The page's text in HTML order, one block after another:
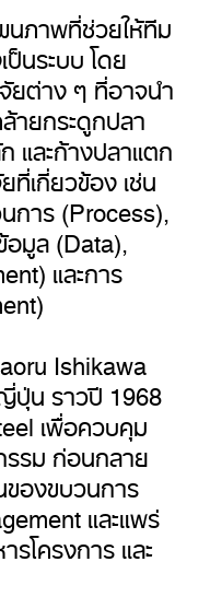
ภาพที่ช่วยให้ทีม
นระบบ โดย
ต่าง ๆ ที่อาจนำ
ายกระดูกปลา
และก้างปลาแตก
เกี่ยวข้อง เช่น
การ (Process),
อมูล (Data),
และการ
Ishikawa
ปุ่น ราวปี 1968
เพื่อควบคุม
รม ก่อนกลาย
องขบวนการ
และแพร่
โครงการ และ